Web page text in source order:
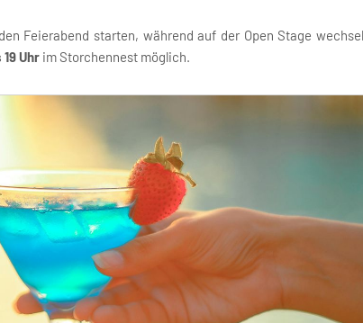
Feierabend starten, während auf der Open Stage
19 Uhr im Storchennest möglich.